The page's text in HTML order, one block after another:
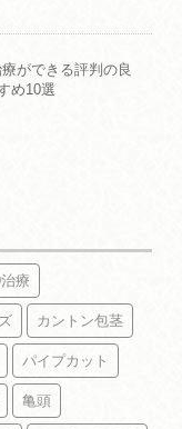
ができる評判の良
め10選
療
カントン包茎
パイプカット
亀頭